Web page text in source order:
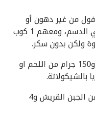
من الماء و4 ملاعق فول من غير دهون أو
بيضة مسلوقة مع 1 علبة زبادي خالي الدسم، ومعهم 1 كوب
ولكن بدون سكر.
الغداء : 2 كوب من الماء قبل الاكل و150 جرام من اللحم او
العشاء: 2 كوب من الماء و50 جرام من الجبن القريش و4